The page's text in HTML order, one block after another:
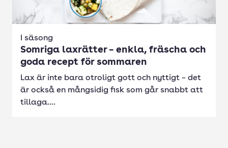
I säsong
Somriga laxrätter – enkla, fräscha och
goda recept för sommaren
Lax är inte bara otroligt gott och nyttigt – det
är också en mångsidig fisk som går snabbt att
tillaga....